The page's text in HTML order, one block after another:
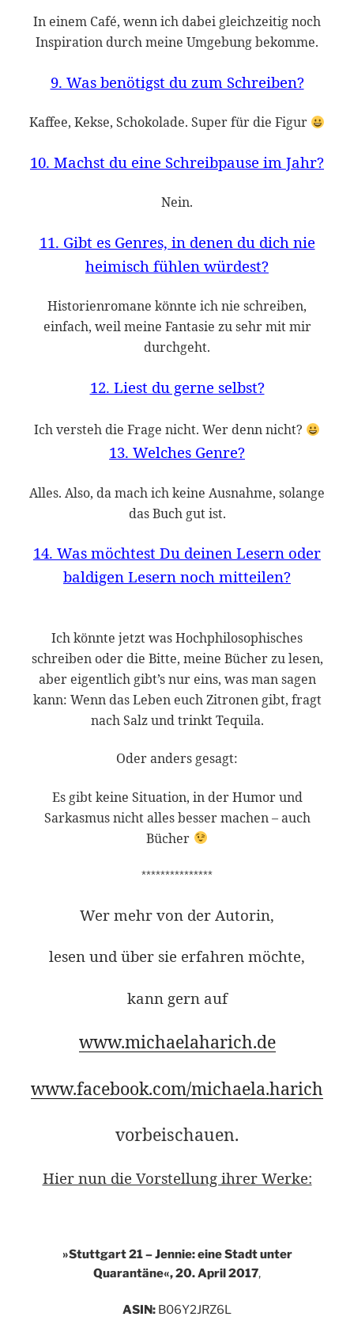
In einem Café, wenn ich dabei gleichzeitig noch
Inspiration durch meine Umgebung bekomme.
9. Was benötigst du zum Schreiben?
Kaffee, Kekse, Schokolade. Super für die Figur
10. Machst du eine Schreibpause im Jahr?
Nein.
11. Gibt es Genres, in denen du dich nie
heimisch fühlen würdest?
Historienromane könnte ich nie schreiben,
einfach, weil meine Fantasie zu sehr mit mir
durchgeht.
12. Liest du gerne selbst?
Ich versteh die Frage nicht. Wer denn nicht?
13. Welches Genre?
Alles. Also, da mach ich keine Ausnahme, solange
das Buch gut ist.
14. Was möchtest Du deinen Lesern oder
baldigen Lesern noch mitteilen?
Ich könnte jetzt was Hochphilosophisches
schreiben oder die Bitte, meine Bücher zu lesen,
aber eigentlich gibt’s nur eins, was man sagen
kann: Wenn das Leben euch Zitronen gibt, fragt
nach Salz und trinkt Tequila.
Oder anders gesagt:
Es gibt keine Situation, in der Humor und
Sarkasmus nicht alles besser machen – auch
Bücher
***************
Wer mehr von der Autorin,
lesen und über sie erfahren möchte,
kann gern auf
www.michaelaharich.de
www.facebook.com/michaela.harich
vorbeischauen.
Hier nun die Vorstellung ihrer Werke:
»Stuttgart 21 – Jennie: eine Stadt unter
Quarantäne«, 20. April 2017,
ASIN: B06Y2JRZ6L